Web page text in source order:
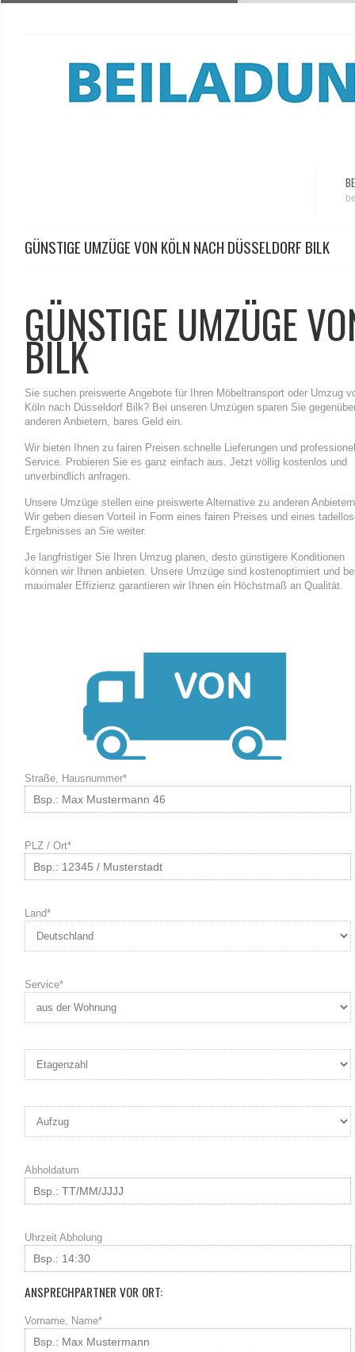
GÜNSTIGE UMZÜGE VON KÖLN NACH DÜSSELDORF BILK
GÜNSTIGE UMZÜGE
BILK
Sie suchen preiswerte Angebote für Ihren Möbeltransport oder Umzug
Köln nach Düsseldorf Bilk? Bei unseren Umzügen sparen Sie
anderen Anbietern, bares Geld ein.
Wir bieten Ihnen zu fairen Preisen schnelle Lieferungen und
Service. Probieren Sie es ganz einfach aus. Jetzt völlig kostenlos und
unverbindlich anfragen.
Unsere Umzüge stellen eine preiswerte Alternative zu anderen
Wir geben diesen Vorteil in Form eines fairen Preises und eines
Ergebnisses an Sie weiter.
Je langfristiger Sie Ihren Umzug planen, desto günstigere Konditionen
können wir Ihnen anbieten. Unsere Umzüge sind kostenoptimiert und
maximaler Effizienz garantieren wir Ihnen ein Höchstmaß an Qualität.
Straße, Hausnummer*
PLZ / Ort*
Land*
Service*
Abholdatum
Uhrzeit Abholung
ANSPRECHPARTNER VOR ORT:
Vorname, Name*